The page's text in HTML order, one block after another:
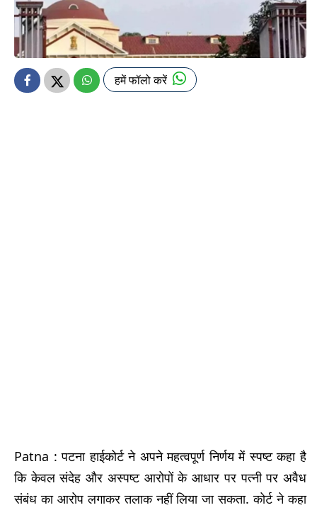
हमें फॉलो करें
Patna : पटना हाईकोर्ट ने अपने महत्वपूर्ण निर्णय में स्पष्ट कहा है
कि केवल संदेह और अस्पष्ट आरोपों के आधार पर पत्नी पर अवैध
संबंध का आरोप लगाकर तलाक नहीं लिया जा सकता. कोर्ट ने कहा